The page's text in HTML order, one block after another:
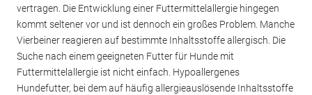
vertragen. Die Entwicklung einer Futtermittelallergie hingegen
kommt seltener vor und ist dennoch ein großes Problem. Manche
Vierbeiner reagieren auf bestimmte Inhaltsstoffe allergisch. Die
Suche nach einem geeigneten Futter für Hunde mit
Futtermittelallergie ist nicht einfach. Hypoallergenes
Hundefutter, bei dem auf häufig allergieauslösende Inhaltsstoffe